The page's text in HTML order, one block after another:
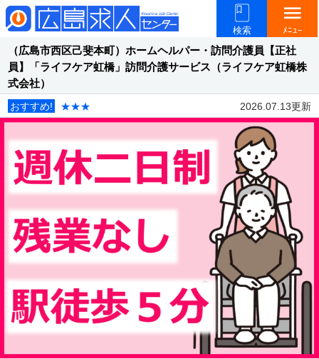
検索
menu
ﾒﾆｭｰ
（広島市西区己斐本町）ホームヘルパー・訪問介護員【正社
員】「ライフケア虹橋」訪問介護サービス（ライフケア虹橋株
式会社）
おすすめ! ★★★ 2026.07.13更新